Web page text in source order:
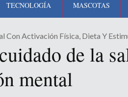
TECNOLOGÍA MASCOTAS
Con Activación Física, Dieta Y
de la
mental